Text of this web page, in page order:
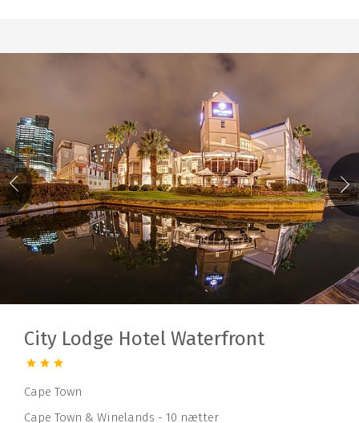
City Lodge Hotel Waterfront
Cape Town
Cape Town & Winelands - 10 nætter